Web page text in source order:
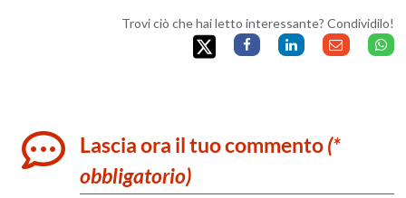
Trovi ciò che hai letto interessante? Condividilo!
Lascia ora il tuo commento(*
obbligatorio)